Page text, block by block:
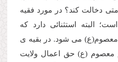
دخالت كند؟ در مورد فقیه
البته استثنائى دارد كه
مى شود. در بقیه ى
معصوم (ع) حق اعمال ولایت